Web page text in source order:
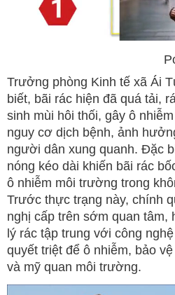
Trưởng phòng Kinh tế xã Ái
biết, bãi rác hiện đã quá tải,
sinh mùi hôi thối, gây ô
nguy cơ dịch bệnh, ảnh
người dân xung quanh. Đặc
nóng kéo dài khiến bãi rác
ô nhiễm môi trường trong
Trước thực trạng này, chính
nghị cấp trên sớm quan
lý rác tập trung với công
quyết triệt để ô nhiễm, bảo
và mỹ quan môi trường.